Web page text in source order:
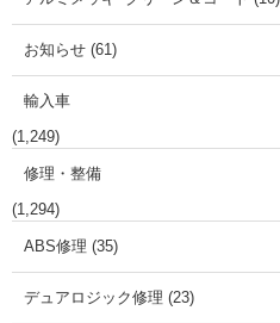
お知らせ (61)
輸入車
(1,249)
修理・整備
(1,294)
ABS修理 (35)
デュアロジック修理 (23)